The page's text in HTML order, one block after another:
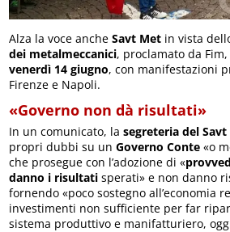
Alza la voce ancheSavt Met in vista
dei metalmeccanici, proclamato da
venerdì 14 giugno, con manifestazioni
Firenze e Napoli.
«Governo non dà risultati»
In un comunicato, lasegreteria del
propri dubbi su unGoverno Conte«o
che prosegue con l’adozione di «
danno i risultati sperati» e non danno
fornendo «poco sostegno all’economia
investimenti non sufficiente per far
sistema produttivo e manifatturiero,